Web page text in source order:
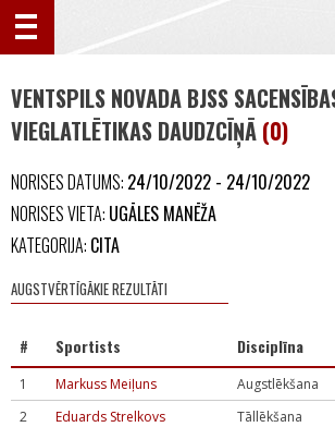
VENTSPILS NOVADA BJSS
VIEGLATLĒTIKAS DAUDZCĪŅĀ (0)
NORISES DATUMS: 24/10/2022 - 24/10/2022
NORISES VIETA: UGĀLES MANĒŽA
KATEGORIJA: CITA
AUGSTVĒRTĪGĀKIE REZULTĀTI
# Sportists Disciplīna
1 Markuss Meiļuns Augstlēkšana
2
Eduards Strelkovs Tāllēkšana